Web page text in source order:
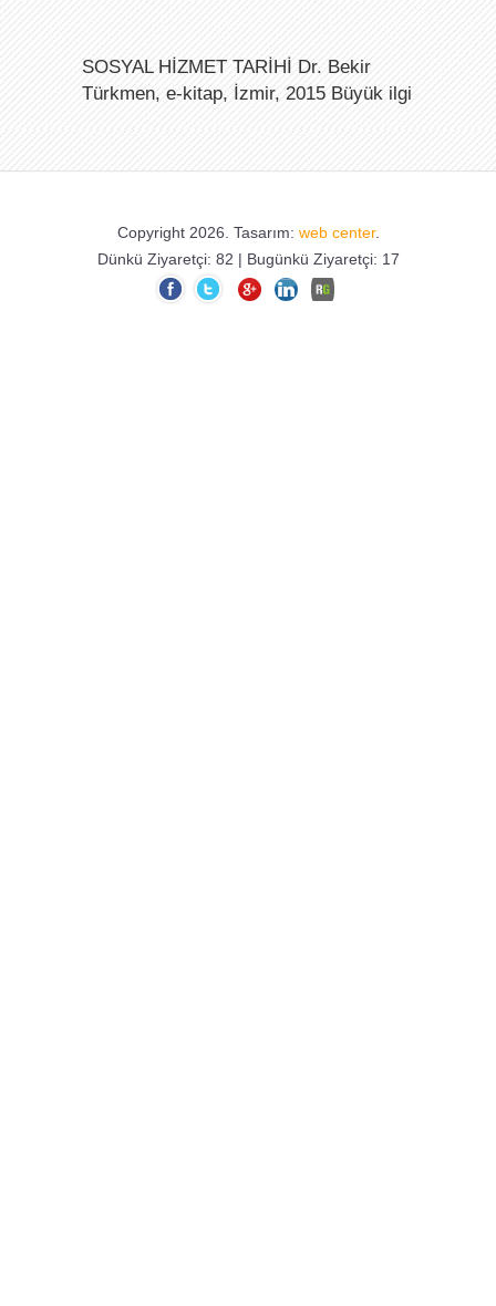
SOSYAL HİZMET TARİHİ Dr. Bekir
Türkmen, e-kitap, İzmir, 2015 Büyük ilgi
görmeye devam etmektedir.
Cumhurbaşkanımız Sayın Recep Tayyip
ERDOĞAN kazandı. Zat-ı Devletlerini
ve Büyük Türk Milletini tebrik ediyorum.
Copyright 2026. Tasarım: web center.
Dünkü Ziyaretçi: 82 | Bugünkü Ziyaretçi: 17